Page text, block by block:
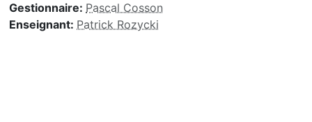
Gestionnaire: Pascal Cosson
Enseignant: Patrick Rozycki